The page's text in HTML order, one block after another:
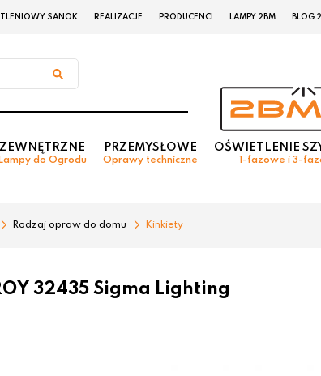
SANOK REALIZACJE PRODUCENCI LAMPY 2BM BLOG
ZEWNĘTRZNE
Lampy do Ogrodu
PRZEMYSŁOWE
Oprawy techniczne
OŚWIETLENIE
1-fazowe i 3-
Rodzaj opraw do domu Kinkiety
32435 Sigma Lighting